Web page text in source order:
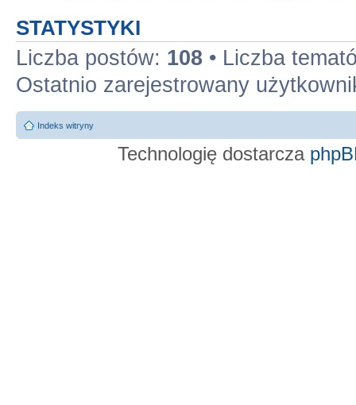
STATYSTYKI
Liczba postów: 108 • Liczba
Ostatnio zarejestrowany
Indeks witryny
Technologię dostarcza